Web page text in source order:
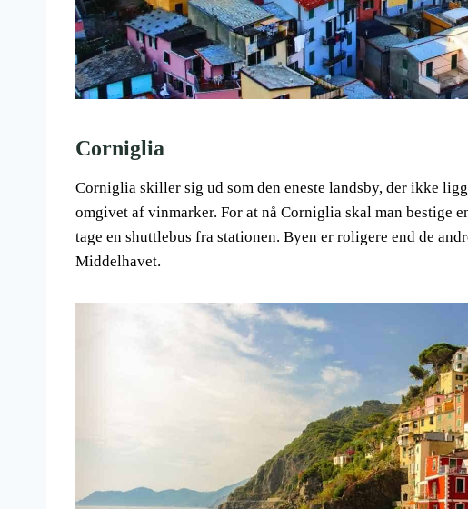
Corniglia
Corniglia skiller sig ud som den eneste landsby, der ikke
omgivet af vinmarker. For at nå Corniglia skal man bestige
tage en shuttlebus fra stationen. Byen er roligere end de
Middelhavet.